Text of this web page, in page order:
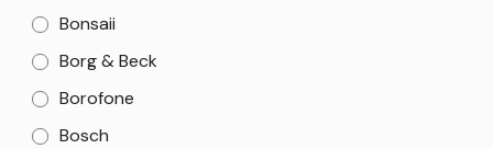
Bonsaii
Borg & Beck
Borofone
Bosch